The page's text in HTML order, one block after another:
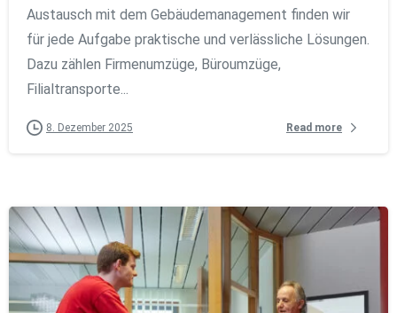
Austausch mit dem Gebäudemanagement finden wir
für jede Aufgabe praktische und verlässliche Lösungen.
Dazu zählen Firmenumzüge, Büroumzüge,
Filialtransporte...
8. Dezember 2025 Read more